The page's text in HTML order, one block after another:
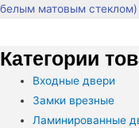
белым матовым стеклом)
Категории
Входные двери
Замки врезные
Ламинированные